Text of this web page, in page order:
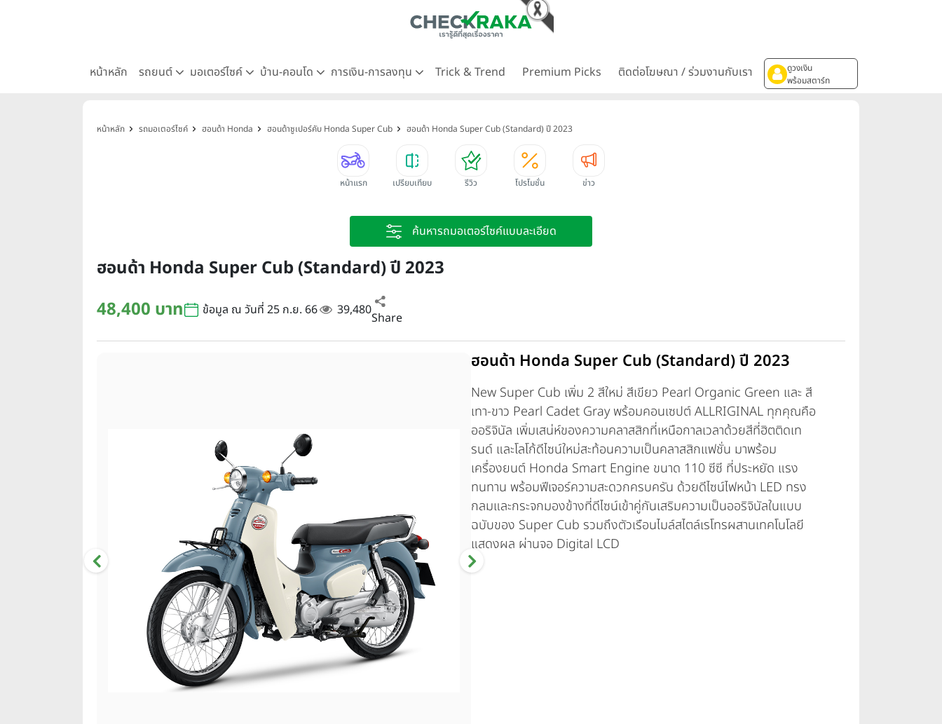
หน้าหลัก รถยนต์ มอเตอร์ไซค์ บ้าน-คอนโด การเงิน-การลงทุน Trick & Trend Premium Picks ติดต่อโฆษณา / ร่วมงานกับเรา
ดูวงเงิน
พร้อมสตาร์ท
หน้าหลัก รถมอเตอร์ไซค์ ฮอนด้า Honda ฮอนด้าซูเปอร์คับ Honda Super Cub ฮอนด้า Honda Super Cub (Standard) ปี 2023
หน้าแรก เปรียบเทียบ รีวิว โปรโมชั่น ข่าว
ค้นหารถมอเตอร์ไซค์แบบละเอียด
ฮอนด้า Honda Super Cub (Standard) ปี 2023
48,400 บาท
ข้อมูล ณ วันที่ 25 ก.ย. 66 39,480Share
ฮอนด้า Honda Super Cub (Standard) ปี 2023
New Super Cub เพิ่ม 2 สีใหม่ สีเขียว Pearl Organic Green และ สี
เทา-ขาว Pearl Cadet Gray พร้อมคอนเซปต์ ALLRIGINAL ทุกคุณคือ
ออริจินัล เพิ่มเสน่ห์ของความคลาสสิกที่เหนือกาลเวลาด้วยสีที่ฮิตติดเท
รนด์ และโลโก้ดีไซน์ใหม่สะท้อนความเป็นคลาสสิกแฟชั่น มาพร้อม
เครื่องยนต์ Honda Smart Engine ขนาด 110 ซีซี ที่ประหยัด แรง
ทนทาน พร้อมฟีเจอร์ความสะดวกครบครัน ด้วยดีไซน์ไฟหน้า LED ทรง
กลมและกระจกมองข้างที่ดีไซน์เข้าคู่กันเสริมความเป็นออริจินัลในแบบ
ฉบับของ Super Cub รวมถึงตัวเรือนไมล์สไตล์เรโทรผสานเทคโนโลยี
แสดงผล ผ่านจอ Digital LCD